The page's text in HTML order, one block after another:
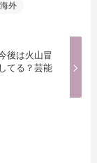
海外
後は火山冒
てる？芸能